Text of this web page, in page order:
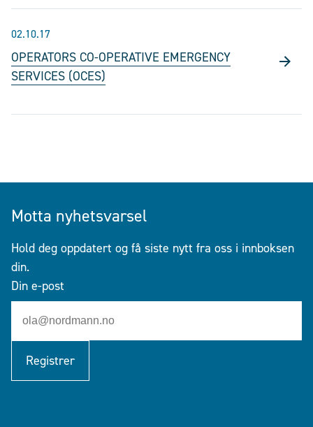
02.10.17
OPERATORS CO-OPERATIVE EMERGENCY
SERVICES (OCES)
Motta nyhetsvarsel
Hold deg oppdatert og få siste nytt fra oss i innboksen
din.
Din e-post
Registrer